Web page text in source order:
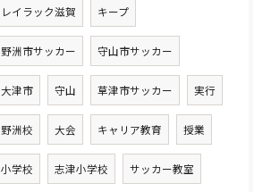
レイラック滋賀 キープ
野洲市サッカー 守山市サッカー
大津市 守山 草津市サッカー 実行
野洲校 大会 キャリア教育 授業
小学校 志津小学校 サッカー教室